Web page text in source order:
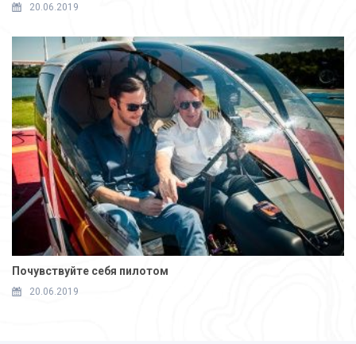
20.06.2019
Почувствуйте себя пилотом
20.06.2019